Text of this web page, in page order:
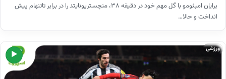
برایان امبئومو با گل مهم خود در دقیقه ۳۸، منچستریونایتد را در برابر تاتنهام پیش
انداخت و حالا…
▶
ورزشی